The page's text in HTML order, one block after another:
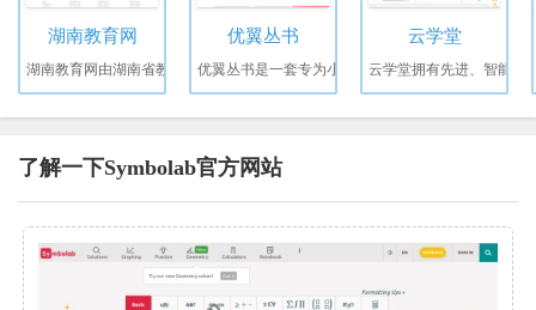
湖南教育网
湖南教育网由湖南省教
优翼丛书
优翼丛书是一套专为小
云学堂
云学堂拥有先进、智能
了解一下Symbolab官方网站